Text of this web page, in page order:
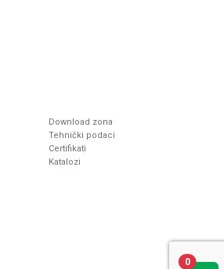
Download zona
Tehnički podaci
Certifikati
Katalozi
0